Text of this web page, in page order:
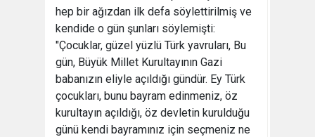
hep bir ağızdan ilk defa söylettirilmiş ve
kendide o gün şunları söylemişti:
"Çocuklar, güzel yüzlü Türk yavruları, Bu
gün, Büyük Millet Kurultayının Gazi
babanızın eliyle açıldığı gündür. Ey Türk
çocukları, bunu bayram edinmeniz, öz
kurultayın açıldığı, öz devletin kurulduğu
günü kendi bayramınız için seçmeniz ne